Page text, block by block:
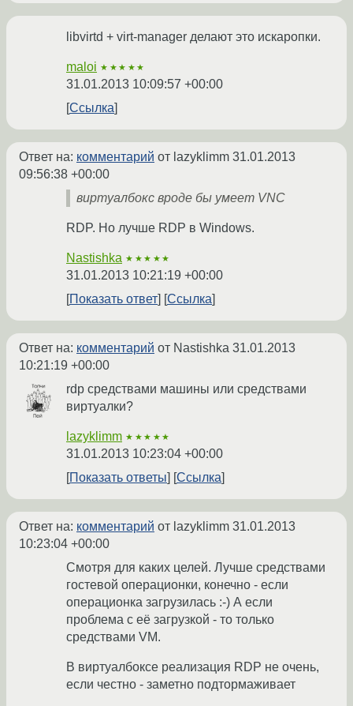
libvirtd + virt-manager делают это искаропки.
maloi ★★★★★
31.01.2013 10:09:57 +00:00
Ссылка
Ответ на: комментарий от lazyklimm 31.01.2013
09:56:38 +00:00
виртуалбокс вроде бы умеет VNC
RDP. Но лучше RDP в Windows.
Nastishka ★★★★★
31.01.2013 10:21:19 +00:00
Показать ответ
Ссылка
Ответ на: комментарий от Nastishka 31.01.2013
10:21:19 +00:00
rdp средствами машины или средствами
виртуалки?
lazyklimm ★★★★★
31.01.2013 10:23:04 +00:00
Показать ответы
Ссылка
Ответ на: комментарий от lazyklimm 31.01.2013
10:23:04 +00:00
Смотря для каких целей. Лучше средствами
гостевой операционки, конечно - если
операционка загрузилась :-) А если
проблема с её загрузкой - то только
средствами VM.
В виртуалбоксе реализация RDP не очень,
если честно - заметно подтормаживает